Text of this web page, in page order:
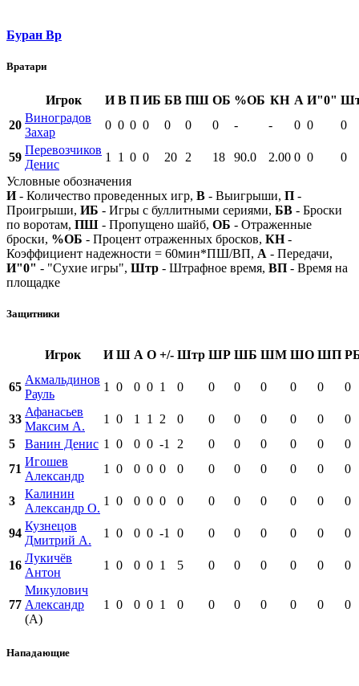
Буран Вр
Вратари
Игрок И В П ИБ БВ ПШ ОБ %ОБ КН А И"0"
20
Виноградов
Захар
0 0 0 0 0 0 0 - - 0 0 0
59
Перевозчиков
Денис
1 1 0 0 20 2 18 90.0 2.00 0 0
0
Условные обозначения
И- Количество проведенных игр, В - Выигрыши, П -
Проигрыши, ИБ - Игры с буллитными сериями, БВ - Броски
по воротам, ПШ - Пропущено шайб, ОБ - Отраженные
броски, %ОБ - Процент отраженных бросков, КН-
Коэффициент надежности = 60мин*ПШ/ВП, А - Передачи,
И"0" - "Сухие игры", Штр - Штрафное время, ВП - Время на
площадке
Защитники
Игрок И Ш А О +/- Штр ШР ШБ ШМ ШО ШП
65
Акмальдинов
Рауль
1 0 0 0 1 0 0 0 0 0 0 0
33
Афанасьев
Максим А.
1 0 1 1 2 0 0 0 0 0 0
0
5
Ванин Денис 1 0 0 0 -1 2 0 0 0 0 0
0
71
Игошев
Александр
1 0 0 0 0 0 0 0 0 0 0 0
3
Калинин
Александр О.
1 0 0 0 0 0 0 0 0 0 0 0
94
Кузнецов
Дмитрий А.
1 0 0 0 -1 0 0 0 0 0 0 0
16
Лукичёв
Антон
1 0 0 0 1 5 0 0 0 0 0 0
77
Микулович
Александр
(А)
1 0 0 0 1 0 0 0 0 0 0 0
Нападающие